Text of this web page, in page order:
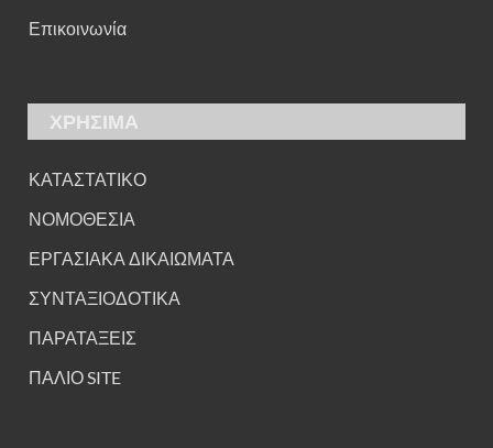
Επικοινωνία
ΧΡΗΣΙΜΑ
ΚΑΤΑΣΤΑΤΙΚΟ
ΝΟΜΟΘΕΣΙΑ
ΕΡΓΑΣΙΑΚΑ ΔΙΚΑΙΩΜΑΤΑ
ΣΥΝΤΑΞΙΟΔΟΤΙΚΑ
ΠΑΡΑΤΑΞΕΙΣ
ΠΑΛΙΟ SITE